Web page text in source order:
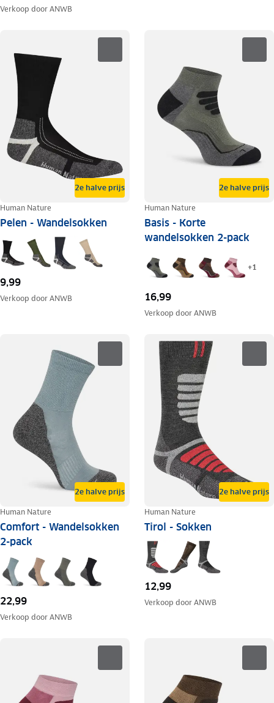
Verkoop doorANWB
2e halve prijs
Human Nature
Pelen - Wandelsokken
9,99
Verkoop doorANWB
2e halve prijs
Human Nature
Basis - Korte
wandelsokken 2-pack
+1
16,99
Verkoop doorANWB
2e halve prijs
Human Nature
Comfort - Wandelsokken
2-pack
22,99
Verkoop doorANWB
2e halve prijs
Human Nature
Tirol - Sokken
12,99
Verkoop doorANWB